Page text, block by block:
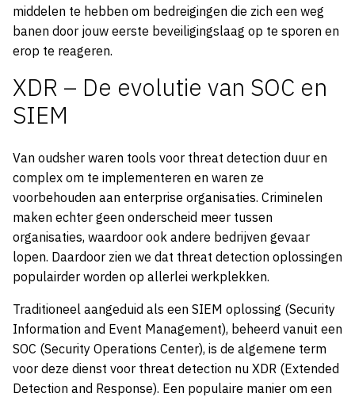
middelen te hebben om bedreigingen die zich een weg
banen door jouw eerste beveiligingslaag op te sporen en
erop te reageren.
XDR – De evolutie van SOC en
SIEM
Van oudsher waren tools voor threat detection duur en
complex om te implementeren en waren ze
voorbehouden aan enterprise organisaties. Criminelen
maken echter geen onderscheid meer tussen
organisaties, waardoor ook andere bedrijven gevaar
lopen. Daardoor zien we dat threat detection oplossingen
populairder worden op allerlei werkplekken.
Traditioneel aangeduid als een SIEM oplossing (Security
Information and Event Management), beheerd vanuit een
SOC (Security Operations Center), is de algemene term
voor deze dienst voor threat detection nu XDR (Extended
Detection and Response). Een populaire manier om een